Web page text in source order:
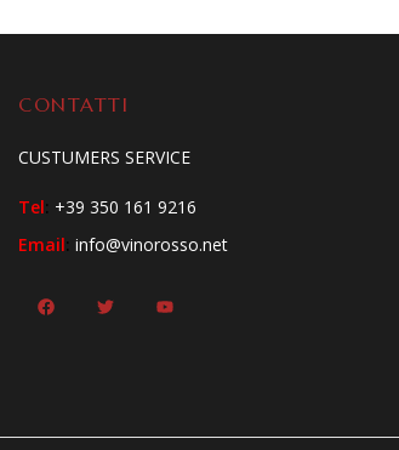
CONTATTI
CUSTUMERS SERVICE
Tel: +39 350 161 9216
Email: info@vinorosso.net